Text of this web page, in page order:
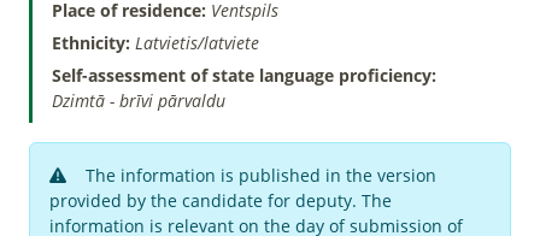
Place of residence: Ventspils
Ethnicity: Latvietis/latviete
Self-assessment of state language proficiency:
Dzimtā - brīvi pārvaldu
The information is published in the version
provided by the candidate for deputy. The
information is relevant on the day of submission of